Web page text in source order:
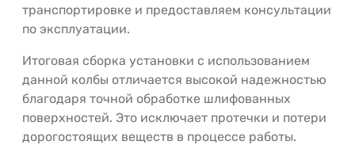
транспортировке и предоставляем консультации
по эксплуатации.
Итоговая сборка установки с использованием
данной колбы отличается высокой надежностью
благодаря точной обработке шлифованных
поверхностей. Это исключает протечки и потери
дорогостоящих веществ в процессе работы.